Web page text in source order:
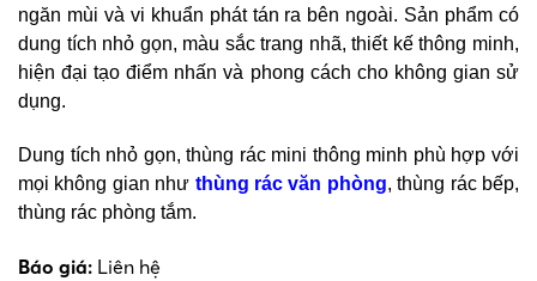
ngăn mùi và vi khuẩn phát tán ra bên ngoài. Sản phẩm có
dung tích nhỏ gọn, màu sắc trang nhã, thiết kế thông minh,
hiện đại tạo điểm nhấn và phong cách cho không gian sử
dụng.
Dung tích nhỏ gọn, thùng rác mini thông minh phù hợp với
mọi không gian như thùng rác văn phòng, thùng rác bếp,
thùng rác phòng tắm.
Báo giá: Liên hệ